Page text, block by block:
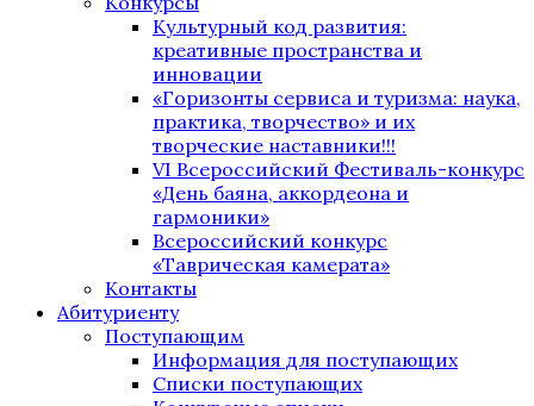
Культурный код развития:
креативные пространства и
инновации
«Горизонты сервиса и туризма: наука,
практика, творчество» и их
творческие наставники!!!
VI Всероссийский Фестиваль-конкурс
«День баяна, аккордеона и
гармоники»
Всероссийский конкурс
«Таврическая камерата»
Контакты
Абитуриенту
Поступающим
Информация для поступающих
Списки поступающих